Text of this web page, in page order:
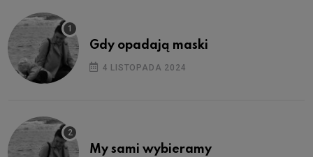
Gdy opadają maski
4 LISTOPADA 2024
My sami wybieramy